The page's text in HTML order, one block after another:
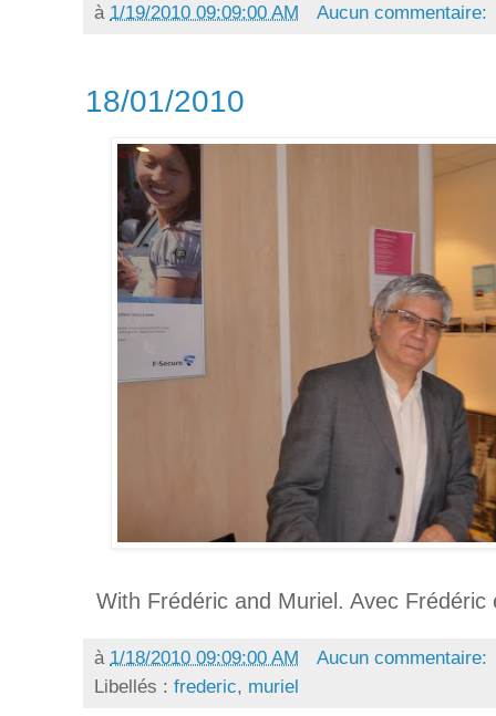
à 1/19/2010 09:09:00 AM Aucun commentaire:
18/01/2010
With Frédéric and Muriel. Avec Frédéric
à 1/18/2010 09:09:00 AM
Aucun commentaire:
Libellés : frederic, muriel